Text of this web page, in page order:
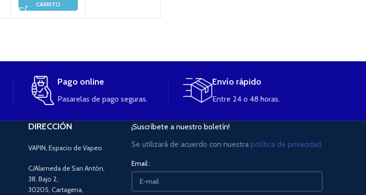
CARRITO
Pago online
Pasarelas de pago seguras.
Envío rápido
Entre 24 o 48 horas.
DIRECCIÓN
VAPIN, Espacio de Vapeo
C/Alameda de San Antón,
38, Bajo 2,
30205, Cartagena,
¡Suscríbete a nuestro boletín!
Se utilizará de acuerdo con nuestra política de privacidad.
Email :